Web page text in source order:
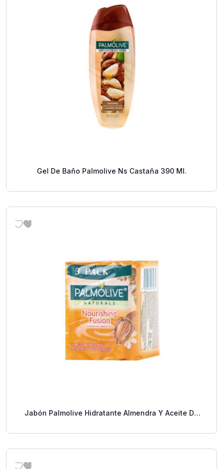
Gel De Baño Palmolive Ns Castaña 390 Ml.
Jabón Palmolive Hidratante Almendra Y Aceite De